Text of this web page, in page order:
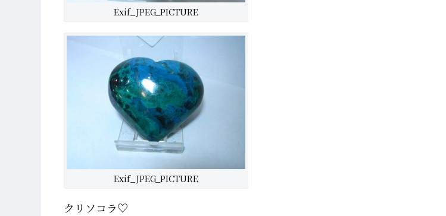
Exif_JPEG_PICTURE
Exif_JPEG_PICTURE
クリソコラ♡